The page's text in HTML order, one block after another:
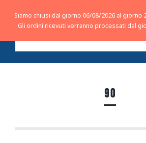
90
Siamo chiusi dal giorno 06/08/2026 al giorno
Gli ordini ricevuti verranno processati dal